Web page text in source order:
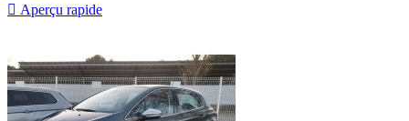
 Aperçu rapide